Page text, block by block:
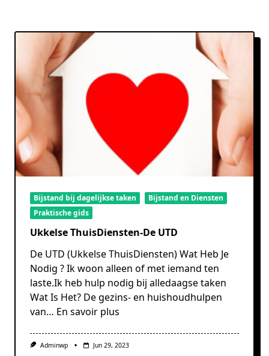
Bijstand bij dagelijkse taken
Bijstand en Diensten
Praktische gids
Ukkelse ThuisDiensten-De UTD
De UTD (Ukkelse ThuisDiensten) Wat Heb Je
Nodig ? Ik woon alleen of met iemand ten
laste.Ik heb hulp nodig bij alledaagse taken
Wat Is Het? De gezins- en huishoudhulpen
van… En savoir plus
Adminwp Jun 29, 2023